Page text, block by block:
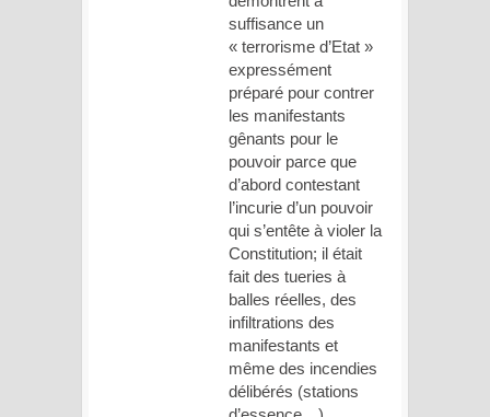
suffisance un
« terrorisme d’Etat »
expressément
préparé pour contrer
les manifestants
gênants pour le
pouvoir parce que
d’abord contestant
l’incurie d’un pouvoir
qui s’entête à violer la
Constitution; il était
fait des tueries à
balles réelles, des
infiltrations des
manifestants et
même des incendies
délibérés (stations